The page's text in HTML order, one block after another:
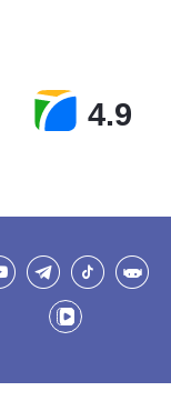
4.9